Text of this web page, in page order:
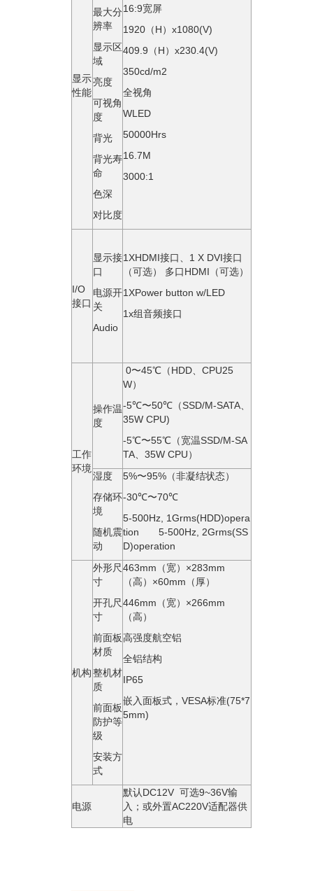
显示
性能
最大分
辨率
显示区
域
亮度
可视角
度
背光
背光寿
命
色深
对比度
16:9宽屏
1920（H）x1080(V)
409.9（H）x230.4(V)
350cd/m2
全视角
WLED
50000Hrs
16.7M
3000:1
I/O
接口
显示接
口
电源开
关
Audio
1XHDMI接⼝、1 X DVI接⼝
（可选） 多口HDMI（可选）
1XPower button w/LED
1x组⾳频接⼝
工作
环境
操作温
度
0〜45℃（HDD、CPU25
W）
-5℃〜50℃（SSD/M-SATA、
35W CPU)
-5℃〜55℃（宽温SSD/M-SA
TA、35W CPU）
湿度
存储环
境
随机震
动
5%〜95%（⾮凝结状态）
-30℃〜70℃
5-500Hz, 1Grms(HDD)opera
tion 5-500Hz, 2Grms(SS
D)operation
机构
外形尺
寸
开孔尺
寸
前面板
材质
整机材
质
前面板
防护等
级
安装方
式
463mm（宽）×283mm
（高）×60mm（厚）
446mm（宽）×266mm
（高）
高强度航空铝
全铝结构
IP65
嵌入面板式，VESA标准(75*7
5mm)
电源
默认DC12V 可选9~36V输
⼊；或外置AC220V适配器供
电